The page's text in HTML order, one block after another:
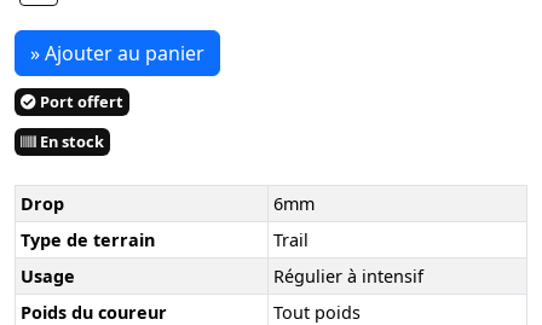
» Ajouter au panier
Port offert
En stock
Drop
6mm
Type de terrain
Trail
Usage
Régulier à intensif
Poids du coureur
Tout poids